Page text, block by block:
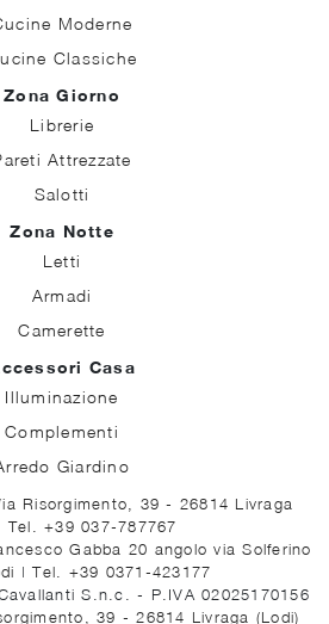
Moderne
Classiche
Zona Giorno
Librerie
Attrezzate
Salotti
Zona Notte
Letti
Armadi
Camerette
Casa
Illuminazione
Complementi
Giardino
Risorgimento, 39 - 26814 Livraga
Tel. +39 037-787767
Gabba 20 angolo via Solferino
|Tel. +39 0371-423177
S.n.c. - P.IVA 02025170156
39 - 26814 Livraga (Lodi)